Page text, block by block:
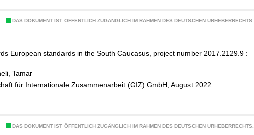
DAS DOKUMENT IST ÖFFENTLICH ZUGÄNGLICH IM RAHMEN DES DEUTSCHEN URHEBERRECHTS.
European standards in the South Caucasus, project number 2017.2129.9 :
Tamar
für Internationale Zusammenarbeit (GIZ) GmbH, August 2022
DAS DOKUMENT IST ÖFFENTLICH ZUGÄNGLICH IM RAHMEN DES DEUTSCHEN URHEBERRECHTS.